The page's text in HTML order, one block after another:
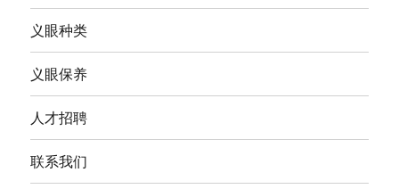
义眼种类
义眼保养
人才招聘
联系我们